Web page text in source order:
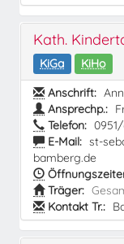
Kath.
KiGa
KiHo
Anschrift:
Ansprechp.:
Telefon:
E-Mail: st-
bamberg.de
Träger:
Kontakt Tr.: